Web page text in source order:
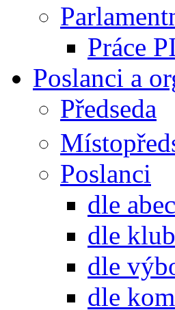
Práce
Poslanci a
Předseda
Poslanci
dle
dle
dle
dle